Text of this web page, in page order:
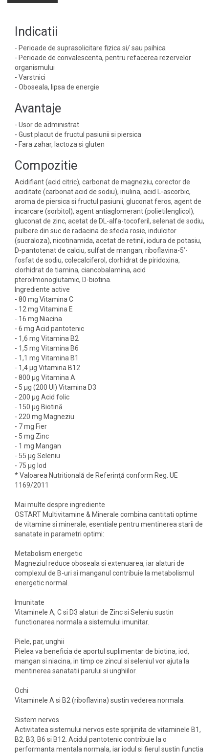
Indicatii
- Perioade de suprasolicitare fizica si/ sau psihica
- Perioade de convalescenta, pentru refacerea rezervelor
organismului
- Varstnici
- Oboseala, lipsa de energie
Avantaje
- Usor de administrat
- Gust placut de fructul pasiunii si piersica
- Fara zahar, lactoza si gluten
Compozitie
Acidifiant (acid citric), carbonat de magneziu, corector de
aciditate (carbonat acid de sodiu), inulina, acid L-ascorbic,
aroma de piersica si fructul pasiunii, gluconat feros, agent de
incarcare (sorbitol), agent antiaglomerant (polietilenglicol),
gluconat de zinc, acetat de DL-alfa-tocoferil, selenat de sodiu,
pulbere din suc de radacina de sfecla rosie, indulcitor
(sucraloza), nicotinamida, acetat de retinil, iodura de potasiu,
D-pantotenat de calciu, sulfat de mangan, riboflavina-5’-
fosfat de sodiu, colecalciferol, clorhidrat de piridoxina,
clorhidrat de tiamina, ciancobalamina, acid
pteroilmonoglutamic, D-biotina.
Ingrediente active
- 80 mg Vitamina C
- 12 mg Vitamina E
- 16 mg Niacina
- 6 mg Acid pantotenic
- 1,6 mg Vitamina B2
- 1,5 mg Vitamina B6
- 1,1 mg Vitamina B1
- 1,4 μg Vitamina B12
- 800 μg Vitamina A
- 5 μg (200 UI) Vitamina D3
- 200 μg Acid folic
- 150 μg Biotină
- 220 mg Magneziu
- 7 mg Fier
- 5 mg Zinc
- 1 mg Mangan
- 55 μg Seleniu
- 75 μg lod
* Valoarea Nutritională de Referinţă conform Reg. UE
1169/2011
Mai multe despre ingrediente
OSTART Multivitamine & Minerale combina cantitati optime
de vitamine si minerale, esentiale pentru mentinerea starii de
sanatate in parametri optimi:
Metabolism energetic
Magneziul reduce oboseala si extenuarea, iar alaturi de
complexul de B-uri si manganul contribuie la metabolismul
energetic normal.
Imunitate
Vitaminele A, C si D3 alaturi de Zinc si Seleniu sustin
functionarea normala a sistemului imunitar.
Piele, par, unghii
Pielea va beneficia de aportul suplimentar de biotina, iod,
mangan si niacina, in timp ce zincul si seleniul vor ajuta la
mentinerea sanatatii parului si unghiilor.
Ochi
Vitaminele A si B2 (riboflavina) sustin vederea normala.
Sistem nervos
Activitatea sistemului nervos este sprijinita de vitaminele B1,
B2, B3, B6 si B12. Acidul pantotenic contribuie la o
performanta mentala normala, iar iodul si fierul sustin functia